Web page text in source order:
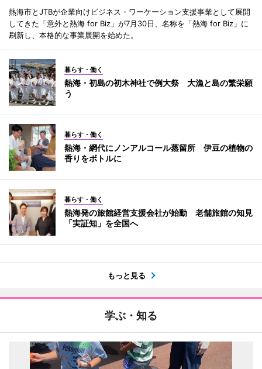
熱海市とJTBが企業向けビジネス・ワーケーション支援事業として展開
してきた「意外と熱海 for Biz」が7月30日、名称を「熱海 for Biz」に
刷新し、本格的な事業展開を始めた。
暮らす・働く
熱海・初島の初木神社で例大祭 大漁と島の繁栄願
う
暮らす・働く
熱海・網代にノンアルコール蒸留所 伊豆の植物の
香りをボトルに
暮らす・働く
熱海発の旅館経営支援会社が始動 老舗旅館の知見
「実証知」を全国へ
もっと見る
学ぶ・知る